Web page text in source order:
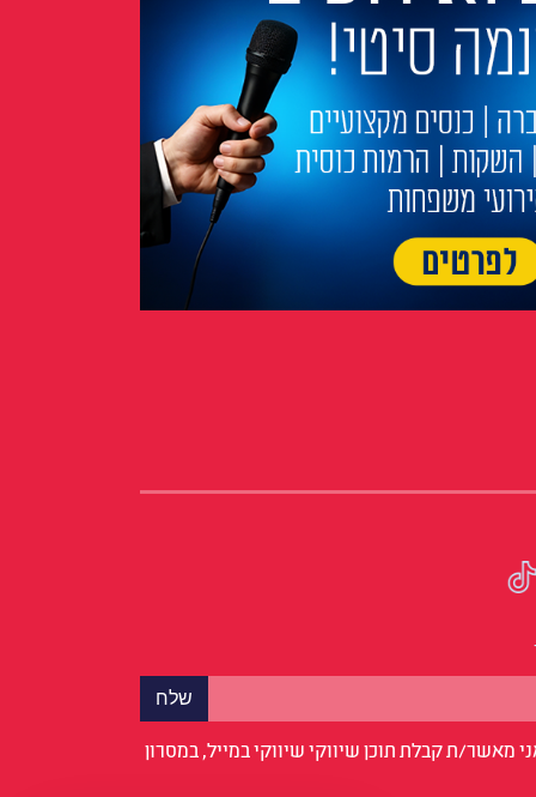
מאשר/ת קבלת תוכן שיווקי שיווקי במייל, במסרון